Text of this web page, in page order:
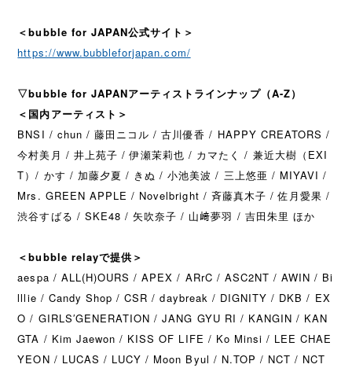
＜bubble for JAPAN公式サイト＞
https://www.bubbleforjapan.com/
▽bubble for JAPANアーティストラインナップ（A-Z）
＜国内アーティスト＞
BNSI / chun / 藤田ニコル / 古川優香 / HAPPY CREATORS /
今村美月 / 井上苑子 / 伊瀬茉莉也 / カマたく / 兼近大樹（EXI
T）/ かす / 加藤夕夏 / きぬ / 小池美波 / 三上悠亜 / MIYAVI /
Mrs. GREEN APPLE / Novelbright / 斉藤真木子 / 佐月愛果 /
渋谷すばる / SKE48 / 矢吹奈子 / 山﨑夢羽 / 吉田朱里 ほか
＜bubble relayで提供＞
aespa / ALL(H)OURS / APEX / ARrC / ASC2NT / AWIN / Bi
lllie / Candy Shop / CSR / daybreak / DIGNITY / DKB / EX
O / GIRLS′GENERATION / JANG GYU RI / KANGIN / KAN
GTA / Kim Jaewon / KISS OF LIFE / Ko Minsi / LEE CHAE
YEON / LUCAS / LUCY / Moon Byul / N.TOP / NCT / NCT